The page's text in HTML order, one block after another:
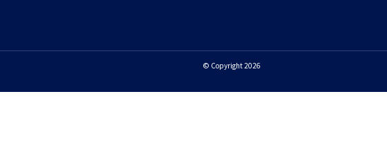
© Copyright 2026